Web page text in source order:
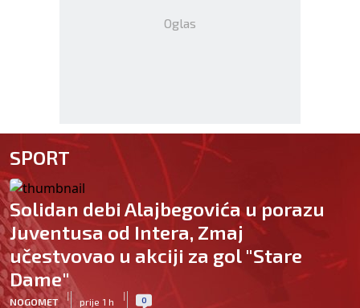
Oglas
SPORT
Solidan debi Alajbegovića u porazu
Juventusa od Intera, Zmaj
učestvovao u akciji za gol "Stare
Dame"
NOGOMET
|
prije 1 h
| 0